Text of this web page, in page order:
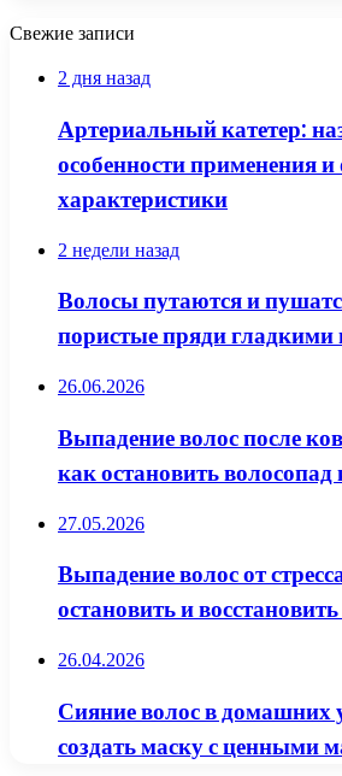
Свежие записи
2 дня назад
Артериальный катетер:
особенности применения
характеристики
2 недели назад
Волосы путаются и
пористые пряди
26.06.2026
Выпадение волос после
как остановить
27.05.2026
Выпадение волос от
остановить и восстановить
26.04.2026
Сияние волос в домашних
создать маску с ценными